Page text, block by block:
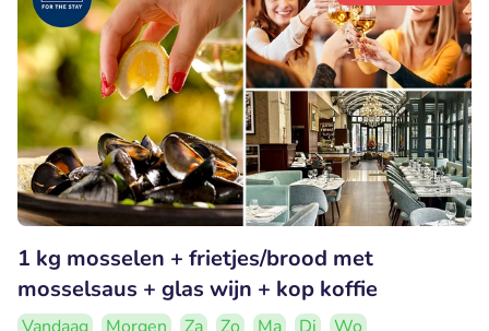
1 kg mosselen + frietjes/brood met
mosselsaus + glas wijn + kop koffie